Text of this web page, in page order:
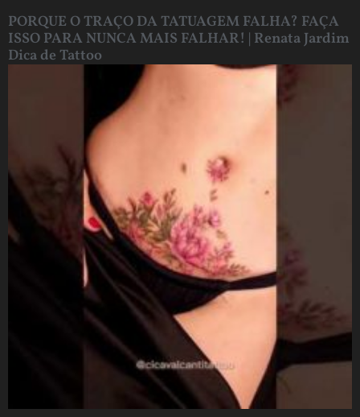
PORQUE O TRAÇO DA TATUAGEM FALHA? FAÇA
ISSO PARA NUNCA MAIS FALHAR! | Renata Jardim
Dica de Tattoo